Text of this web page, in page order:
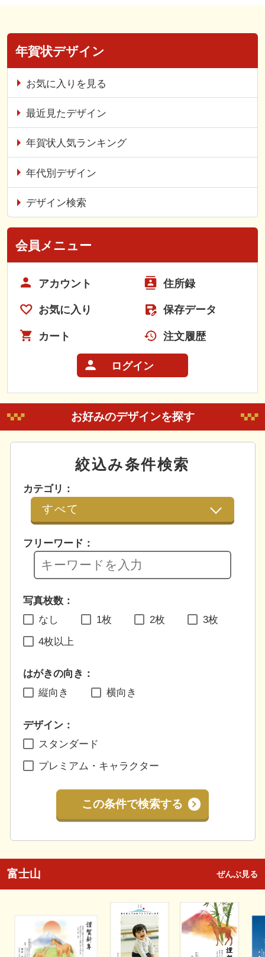
年賀状デザイン
お気に入りを見る
最近見たデザイン
年賀状人気ランキング
年代別デザイン
デザイン検索
会員メニュー
アカウント 住所録
お気に入り 保存データ
カート 注文履歴
ログイン
お好みのデザインを探す
絞込み条件検索
カテゴリ：
フリーワード：
写真枚数：
なし
1枚 2枚 3枚
4枚以上
はがきの向き：
縦向き
横向き
デザイン：
スタンダード
プレミアム・キャラクター
この条件で検索する
富士山 ぜんぶ見る